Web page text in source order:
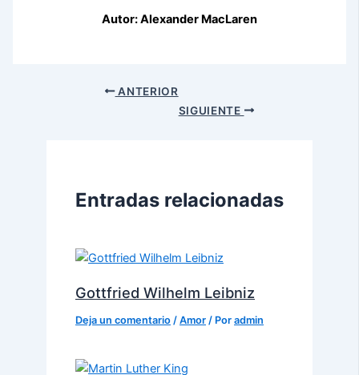
Autor: Alexander MacLaren
ANTERIOR
SIGUIENTE
Entradas relacionadas
Gottfried Wilhelm Leibniz
Deja un comentario / Amor / Por admin